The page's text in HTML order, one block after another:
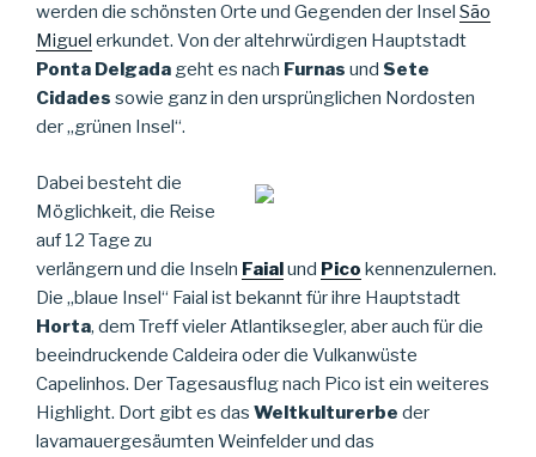
werden die schönsten Orte und Gegenden der Insel São
Miguel erkundet. Von der altehrwürdigen Hauptstadt
Ponta Delgada geht es nach Furnas und Sete
Cidades sowie ganz in den ursprünglichen Nordosten
der „grünen Insel“.
Dabei besteht die
Möglichkeit, die Reise
auf 12 Tage zu
verlängern und die Inseln Faialund Pico kennenzulernen.
Die „blaue Insel“ Faial ist bekannt für ihre Hauptstadt
Horta, dem Treff vieler Atlantiksegler, aber auch für die
beeindruckende Caldeira oder die Vulkanwüste
Capelinhos. Der Tagesausflug nach Pico ist ein weiteres
Highlight. Dort gibt es das Weltkulturerbe der
lavamauergesäumten Weinfelder und das